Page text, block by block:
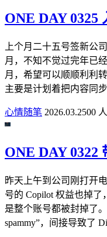
ONE DAY 0325
上个月二十五号签新公
月，不知不觉过完年已
月，希望可以顺顺利利
主要是计划着把内容同
心情随笔 2026.03.2500
ONE DAY 0322
昨天上午到公司刚打开
号的 Copilot 权益也掉
是整个账号都被封掉了
spammy”，间接导致了